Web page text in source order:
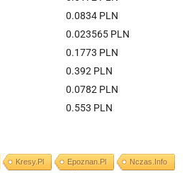
0.0834 PLN
0.023565 PLN
0.1773 PLN
0.392 PLN
0.0782 PLN
0.553 PLN
Kresy.pl Epoznan.pl Nczas.info